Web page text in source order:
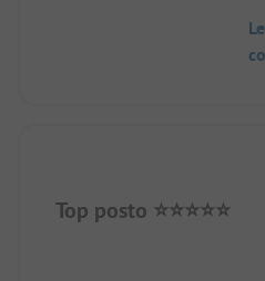
Top posto ⭐⭐⭐⭐⭐